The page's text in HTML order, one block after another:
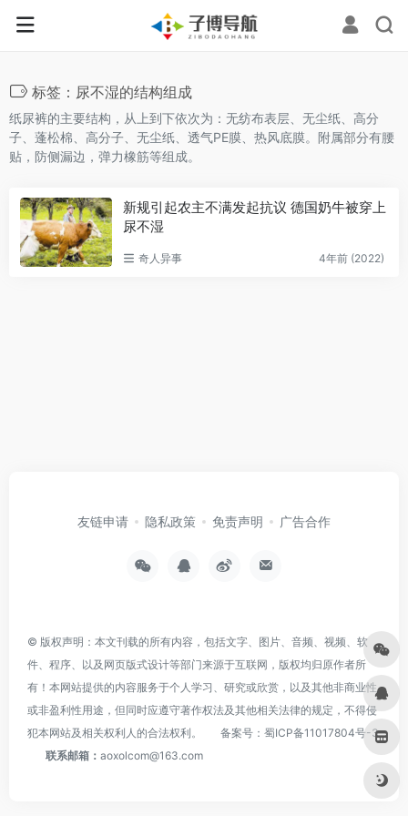
标签：尿不湿的结构组成
纸尿裤的主要结构，从上到下依次为：无纺布表层、无尘纸、高分
子、蓬松棉、高分子、无尘纸、透气PE膜、热风底膜。附属部分有腰
贴，防侧漏边，弹力橡筋等组成。
新规引起农主不满发起抗议 德国奶牛被穿上
尿不湿
奇人异事 4年前 (2022)
友链申请 隐私政策 免责声明 广告合作
© 版权声明：本文刊载的所有内容，包括文字、图片、音频、视频、软
件、程序、以及网页版式设计等部门来源于互联网，版权均归原作者所
有！本网站提供的内容服务于个人学习、研究或欣赏，以及其他非商业性
或非盈利性用途，但同时应遵守著作权法及其他相关法律的规定，不得侵
犯本网站及相关权利人的合法权利。
备案号： 蜀ICP备11017804号-3
联系邮箱： aoxolcom@163.com